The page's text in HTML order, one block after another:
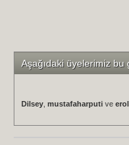
Aşağıdaki üyelerimiz
Dilsey mustafaharputi ve